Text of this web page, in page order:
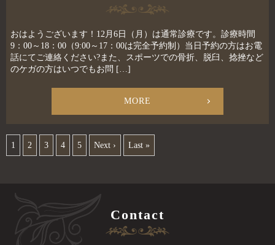
おはようございます！12月6日（月）は通常診療です。診療時間
9：00～18：00（9:00～17：00は完全予約制）当日予約の方はお電
話にてご連絡ください?また、スポーツでの骨折、脱臼、捻挫など
のケガの方はいつでもお問 […]
MORE
1 2 3 4 5 Next › Last »
Contact